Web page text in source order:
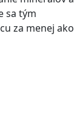
sa tým
za menej ako